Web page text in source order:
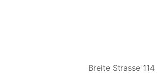
Breite Strasse 114